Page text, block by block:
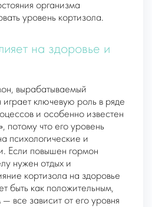
организма
уровень кортизола.
на здоровье и
вырабатываемый
ключевую роль в ряде
и особенно известен
потому что его уровень
психологические и
Если повышен гормон
нужен отдых и
кортизола на здоровье
быть как положительным,
все зависит от его уровня